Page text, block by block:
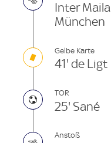
Inter
München
Gelbe Karte
41' de Ligt
TOR
25' Sané
Anstoß